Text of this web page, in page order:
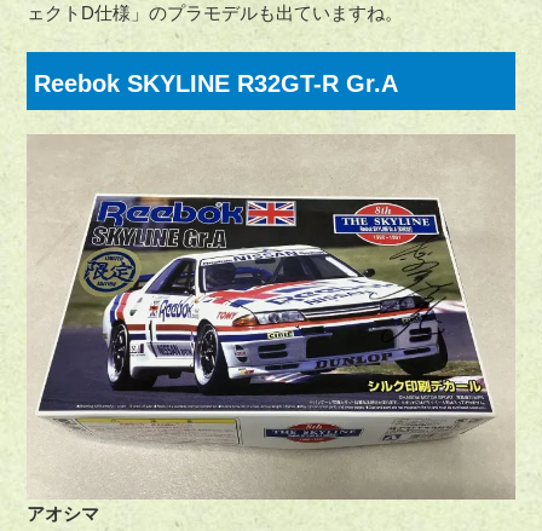
ェクトD仕様」のプラモデルも出ていますね。
Reebok SKYLINE R32GT-R Gr.A
アオシマ